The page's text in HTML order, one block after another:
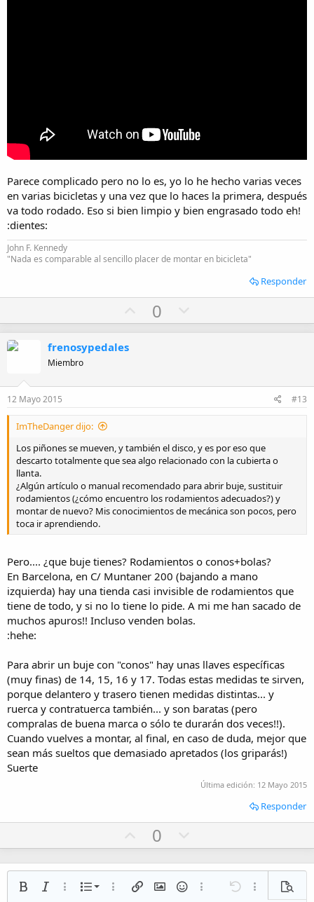
Parece complicado pero no lo es, yo lo he hecho varias veces
en varias bicicletas y una vez que lo haces la primera, después
va todo rodado. Eso si bien limpio y bien engrasado todo eh!
:dientes:
John F. Kennedy
"Nada es comparable al sencillo placer de montar en bicicleta"
Responder
U
p
e
0
o
o
frenosypedales
Miembro
12 Mayo 2015 #13
ImTheDanger dijo:
Los piñones se mueven, y también el disco, y es por eso que
descarto totalmente que sea algo relacionado con la cubierta o
llanta.
¿Algún artículo o manual recomendado para abrir buje, sustituir
rodamientos (¿cómo encuentro los rodamientos adecuados?) y
montar de nuevo? Mis conocimientos de mecánica son pocos, pero
toca ir aprendiendo.
Pero.... ¿que buje tienes? Rodamientos o conos+bolas?
En Barcelona, en C/ Muntaner 200 (bajando a mano
izquierda) hay una tienda casi invisible de rodamientos que
tiene de todo, y si no lo tiene lo pide. A mi me han sacado de
muchos apuros!! Incluso venden bolas.
:hehe:
Para abrir un buje con "conos" hay unas llaves específicas
(muy finas) de 14, 15, 16 y 17. Todas estas medidas te sirven,
porque delantero y trasero tienen medidas distintas... y
ruerca y contratuerca también... y son baratas (pero
compralas de buena marca o sólo te durarán dos veces!!).
Cuando vuelves a montar, al final, en caso de duda, mejor que
sean más sueltos que demasiado apretados (los griparás!)
Suerte
Última edición: 12 Mayo 2015
Responder
U
p
v
o
0
o
w
n
NegritaCursivaMás opciones…
Lista
Lista numerada
Más opciones…
Insertar enlace
Insertar imagen
EmoticonosMás opciones…
Deshacer
Más
Vista